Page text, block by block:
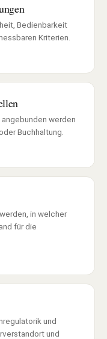
Bedienbarkeit
Kriterien.
werden
Buchhaltung.
in welcher
für die
und
und